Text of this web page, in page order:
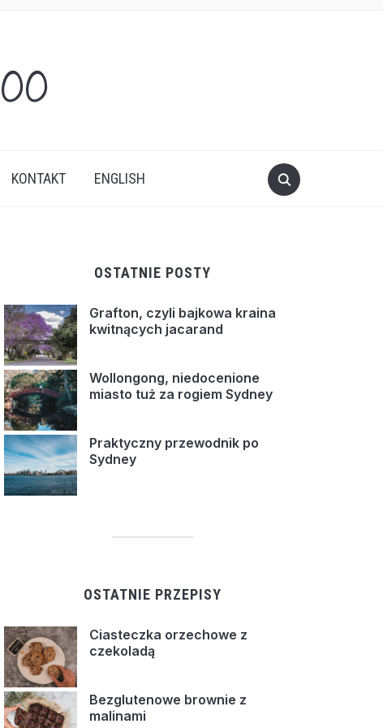
KONTAKT ENGLISH
OSTATNIE POSTY
Grafton, czyli bajkowa kraina
kwitnących jacarand
Wollongong, niedocenione
miasto tuż za rogiem Sydney
Praktyczny przewodnik po
Sydney
OSTATNIE PRZEPISY
Ciasteczka orzechowe z
czekoladą
Bezglutenowe brownie z
malinami